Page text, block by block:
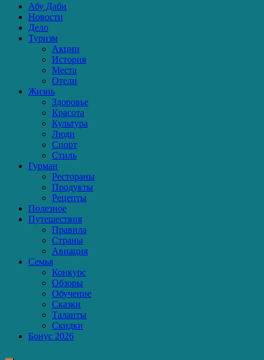
Абу Даби
Новости
Дело
Туризм
Акции
История
Места
Отели
Жизнь
Здоровье
Красота
Культура
Люди
Спорт
Стиль
Гурман
Рестораны
Продукты
Рецепты
Полезное
Путешествия
Правила
Страны
Авиация
Семья
Конкурс
Обзоры
Обучение
Сказки
Таланты
Скидки
Бонус 2026